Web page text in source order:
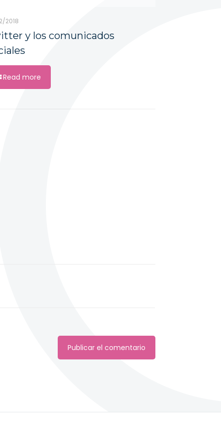
2018
y los comunicados
Read more